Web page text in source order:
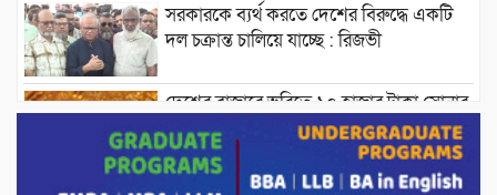
সরকারকে ব্যর্থ করতে দেশের বিরুদ্ধে একটি
দল চক্রান্ত চালিয়ে যাচ্ছে : রিজভী
দেশের বাজারে ভরিতে ১০ হাজার টাকা সোনার
দাম বাড়ানোর ঘোষণা।